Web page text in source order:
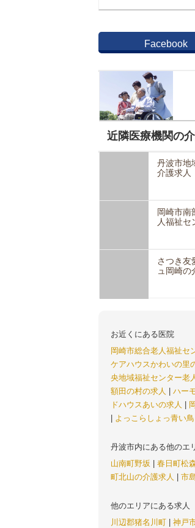
Facebook
近隣医療機関の
丹波市地
介護求人
岡崎市南
人福祉セ
さつき友
ュ岡崎の
お近くにある医院
岡崎市総合老人福祉セ
ケアハウスかわいの里
央地域福祉センター老
額田の村の求人
ハー
ドハウスあいの求人
よっこらしょっ青い鳥
丹波市内にある他のエ
山南町野坂
春日町松
町北山の介護求人
市
他のエリアにある求人
川辺郡猪名川町
神戸